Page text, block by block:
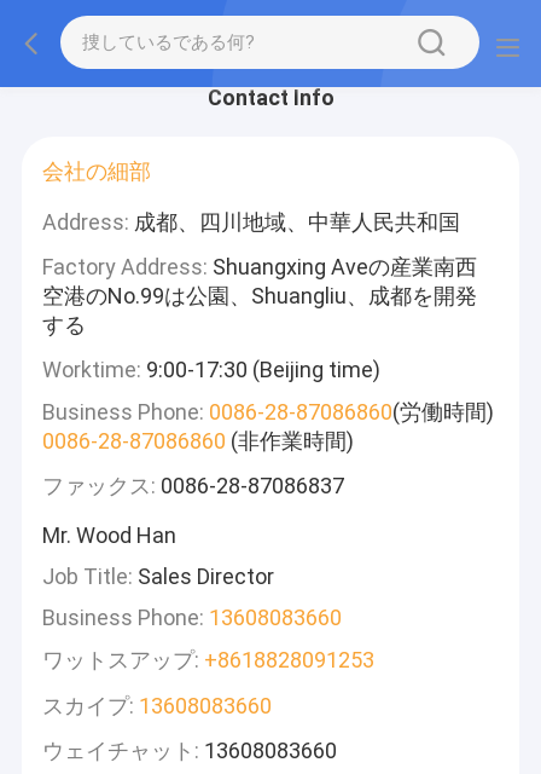
Contact Info
会社の細部
Address: 成都、四川地域、中華人民共和国
Factory Address: Shuangxing Aveの産業南西
空港のNo.99は公園、Shuangliu、成都を開発
する
Worktime: 9:00-17:30 (Beijing time)
Business Phone: 0086-28-87086860(労働時間)
0086-28-87086860 (非作業時間)
ファックス: 0086-28-87086837
Mr. Wood Han
Job Title: Sales Director
Business Phone: 13608083660
ワットスアップ: +8618828091253
スカイプ: 13608083660
ウェイチャット: 13608083660